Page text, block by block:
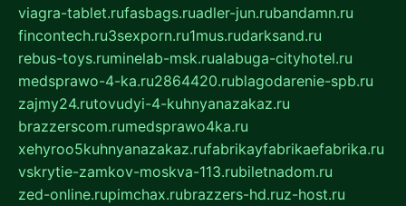
viagra-tablet.rufasbags.ruadler-jun.rubandamn.ru
fincontech.ru3sexporn.ru1mus.rudarksand.ru
rebus-toys.ruminelab-msk.rualabuga-cityhotel.ru
medsprawo-4-ka.ru2864420.rublagodarenie-spb.ru
zajmy24.rutovudyi-4-kuhnyanazakaz.ru
brazzerscom.rumedsprawo4ka.ru
xehyroo5kuhnyanazakaz.rufabrikayfabrikaefabrika.ru
vskrytie-zamkov-moskva-113.rubiletnadom.ru
zed-online.rupimchax.rubrazzers-hd.ruz-host.ru